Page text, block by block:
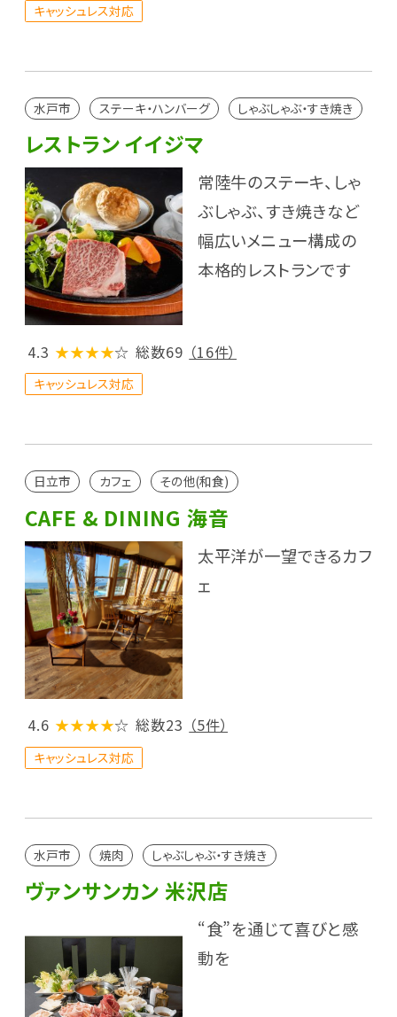
キャッシュレス対応
水戸市 ステーキ・ハンバーグ しゃぶしゃぶ・すき焼き
レストラン イイジマ
常陸牛のステーキ、しゃ
ぶしゃぶ、すき焼きなど
幅広いメニュー構成の
本格的レストランです
4.3 ★★★★☆ 総数69 （16件）
キャッシュレス対応
日立市 カフェ その他(和食)
CAFE & DINING 海音
太平洋が一望できるカフ
ェ
4.6 ★★★★☆ 総数23 （5件）
キャッシュレス対応
水戸市 焼肉 しゃぶしゃぶ・すき焼き
ヴァンサンカン 米沢店
“食”を通じて喜びと感
動を